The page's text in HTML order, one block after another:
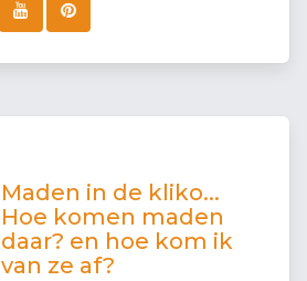
Maden in de kliko...
Hoe komen maden
daar? en hoe kom ik
van ze af?